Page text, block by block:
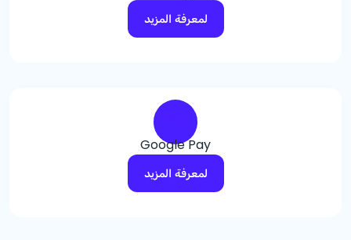
لمعرفة المزيد
Google Pay
لمعرفة المزيد